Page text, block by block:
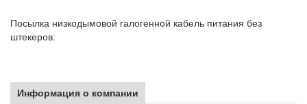
Посылка низкодымовой галогенной кабель питания без
штекеров:
Информация о компании